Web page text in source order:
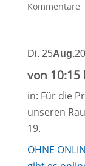
Kommentare
Di. 25Aug.
von 10:15
in: Für die
unseren
19.
OHNE